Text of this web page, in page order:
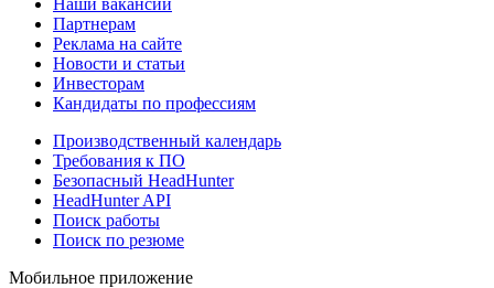
Партнерам
Реклама на сайте
Новости и статьи
Инвесторам
Кандидаты по профессиям
Производственный календарь
Требования к ПО
Безопасный HeadHunter
HeadHunter API
Поиск работы
Поиск по резюме
Мобильное приложение